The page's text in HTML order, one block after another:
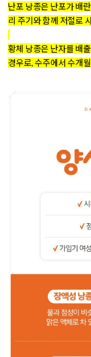
난포 낭종은 난포가 배
리 주기와 함께 저절로
황체 낭종은 난자를 배
경우로, 수주에서 수개